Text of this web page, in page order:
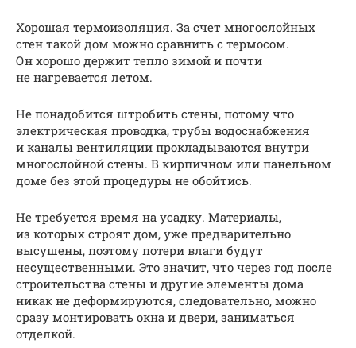
Хорошая термоизоляция. За счет многослойных
стен такой дом можно сравнить с термосом.
Он хорошо держит тепло зимой и почти
не нагревается летом.
Не понадобится штробить стены, потому что
электрическая проводка, трубы водоснабжения
и каналы вентиляции прокладываются внутри
многослойной стены. В кирпичном или панельном
доме без этой процедуры не обойтись.
Не требуется время на усадку. Материалы,
из которых строят дом, уже предварительно
высушены, поэтому потери влаги будут
несущественными. Это значит, что через год после
строительства стены и другие элементы дома
никак не деформируются, следовательно, можно
сразу монтировать окна и двери, заниматься
отделкой.